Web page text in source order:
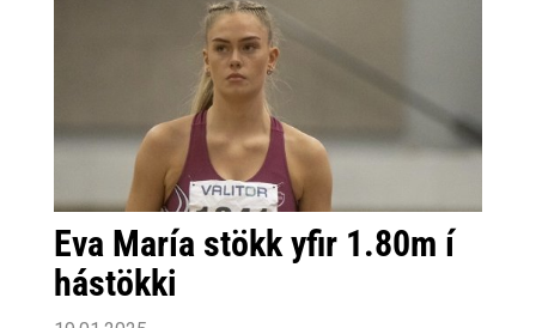
Eva María stökk yfir 1.80m í
hástökki